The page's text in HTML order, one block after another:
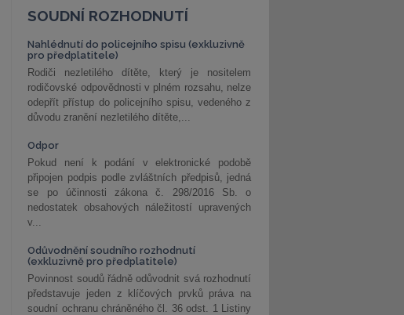
SOUDNÍ ROZHODNUTÍ
Nahlédnutí do policejního spisu (exkluzivně
pro předplatitele)
Rodiči nezletilého dítěte, který je nositelem
rodičovské odpovědnosti v plném rozsahu, nelze
odepřít přístup do policejního spisu, vedeného z
důvodu zranění nezletilého dítěte,...
Odpor
Pokud není k podání v elektronické podobě
připojen podpis podle zvláštních předpisů, jedná
se po účinnosti zákona č. 298/2016 Sb. o
nedostatek obsahových náležitostí upravených
v...
Odůvodnění soudního rozhodnutí
(exkluzivně pro předplatitele)
Povinnost soudů řádně odůvodnit svá rozhodnutí
představuje jeden z klíčových prvků práva na
soudní ochranu chráněného čl. 36 odst. 1 Listiny